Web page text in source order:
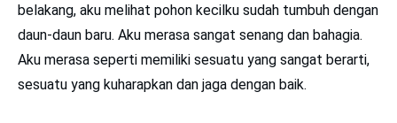
belakang, aku melihat pohon kecilku sudah tumbuh dengan
daun-daun baru. Aku merasa sangat senang dan bahagia.
Aku merasa seperti memiliki sesuatu yang sangat berarti,
sesuatu yang kuharapkan dan jaga dengan baik.